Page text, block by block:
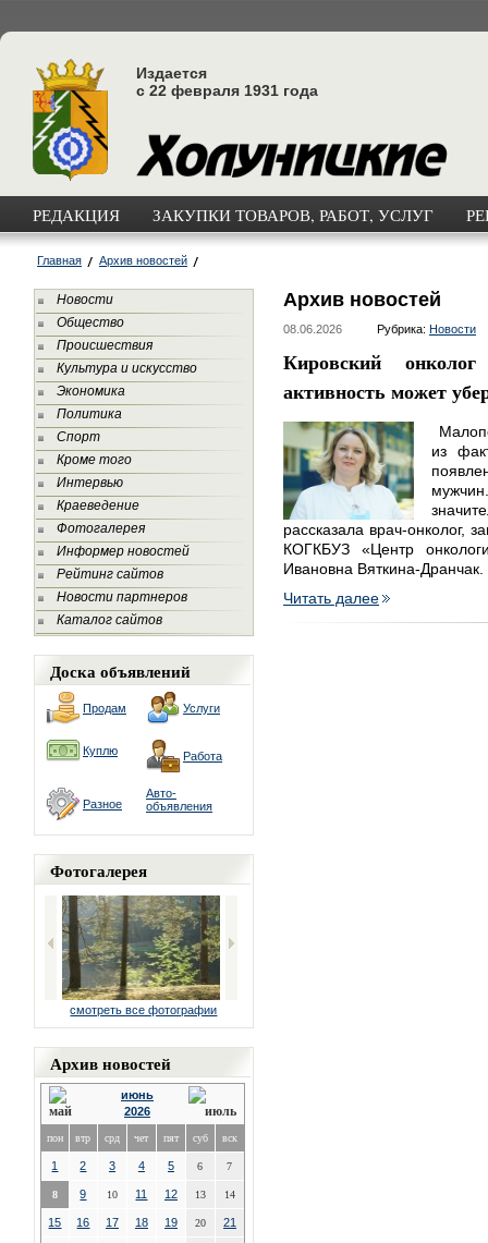
Издается
с 22 февраля 1931 года
РЕДАКЦИЯ ЗАКУПКИ ТОВАРОВ, РАБОТ, УСЛУГ
Главная Архив новостей
Новости
Общество
Происшествия
Культура и искусство
Экономика
Политика
Спорт
Кроме того
Интервью
Краеведение
Фотогалерея
Информер новостей
Рейтинг сайтов
Новости партнеров
Каталог сайтов
Доска объявлений
Продам Услуги
Куплю Работа
Разное
Авто-
объявления
Фотогалерея
смотреть все фотографии
Архив новостей
июнь
2026
пон втр срд чет пят суб вск
1 2 3 4 5 6 7
8 9 10 11 12 13 14
15 16 17 18 19 20 21
Архив новостей
08.06.2026 Рубрика: Новости
Кировский
активность может
из
рассказала врач-онколог,
КОГКБУЗ «Центр
Ивановна Вяткина-Дранчак.
Читать далее